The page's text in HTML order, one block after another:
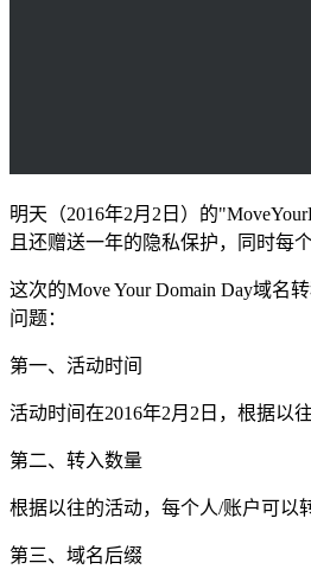
明天（2016年2月2日）的
且还赠送一年的隐私保护，同时每
这次的Move Your Domain Day域
问题：
第一、活动时间
活动时间在2016年2月2日，根据以
第二、转入数量
根据以往的活动，每个人/账户可以
第三、域名后缀